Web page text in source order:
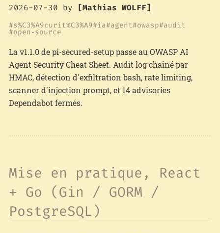
2026-07-30 by [Mathias WOLFF]
s%C3%A9curit%C3%A9 ia agent owasp audit
open‑source
La v1.1.0 de pi-secured-setup passe au OWASP AI
Agent Security Cheat Sheet. Audit log chaîné par
HMAC, détection d'exfiltration bash, rate limiting,
scanner d'injection prompt, et 14 advisories
Dependabot fermés.
Mise en pratique, React
+ Go (Gin / GORM /
PostgreSQL)